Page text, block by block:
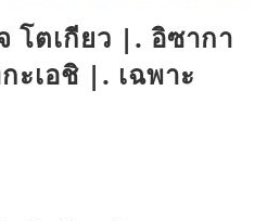
โตเกียว |. อิซากา
ะเอชิ |. เฉพาะ